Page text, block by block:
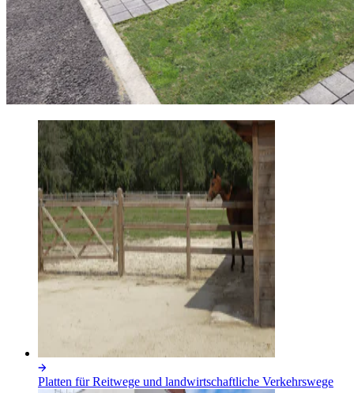
Platten für Reitwege und landwirtschaftliche Verkehrswege